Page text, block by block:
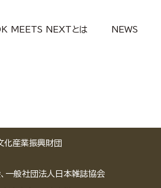
MEETS NEXTとは NEWS
化産業振興財団
一般社団法人日本雑誌協会